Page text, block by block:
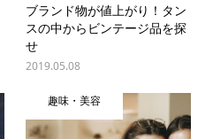
ブランド物が値上がり！タン
スの中からビンテージ品を探
せ
2019.05.08
趣味・美容